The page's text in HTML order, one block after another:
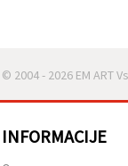
© 2004 - 2026 EM ART
INFORMACIJE